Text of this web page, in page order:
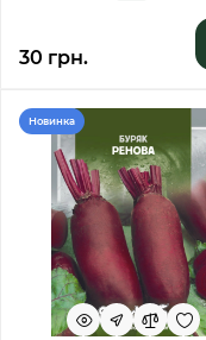
30 грн.
Новинка